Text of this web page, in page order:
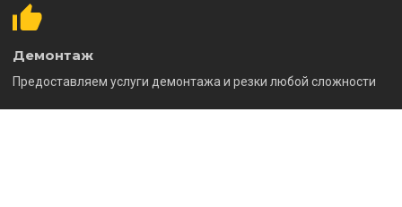
Демонтаж
Предоставляем услуги демонтажа и резки любой сложности